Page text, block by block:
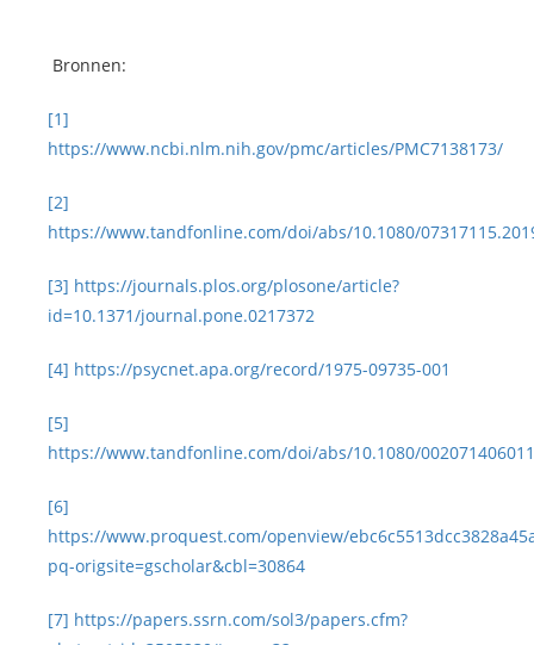
Bronnen:
[1]
https://www.ncbi.nlm.nih.gov/pmc/articles/PMC7138173/
[2]
https://www.tandfonline.com/doi/abs/10.1080/
[3] https://journals.plos.org/plosone/article?
id=10.1371/journal.pone.0217372
[4] https://psycnet.apa.org/record/1975-09735-001
[5]
https://www.tandfonline.com/doi/abs/10.1080/
[6]
https://www.proquest.com/openview/
pq-origsite=gscholar&cbl=30864
[7] https://papers.ssrn.com/sol3/papers.cfm?